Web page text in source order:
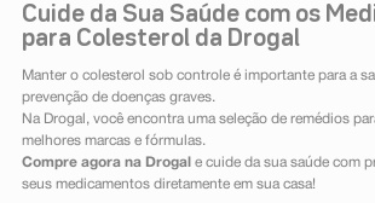
Cuide da Sua Saúde com os
para Colesterol da Drogal
Manter o colesterol sob controle é importante para a
prevenção de doenças graves.
Na Drogal, você encontra uma seleção de remédios
melhores marcas e fórmulas.
Compre agora na Drogal e cuide da sua saúde com
seus medicamentos diretamente em sua casa!